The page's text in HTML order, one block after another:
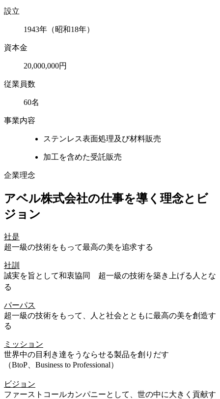
設立
1943年（昭和18年）
資本金
20,000,000円
従業員数
60名
事業内容
ステンレス表面処理及び材料販売
加工を含めた受託販売
企業理念
アベル株式会社の仕事を導く理念とビ
ジョン
社是
超一級の技術をもって最高の美を追求する
社訓
誠実を旨として和衷協同 超一級の技術を築き上げる人とな
る
パーパス
超一級の技術をもって、人と社会とともに最高の美を創造す
る
ミッション
世界中の目利き達をうならせる製品を創りだす
（BtoP、Business to Professional）
ビジョン
ファーストコールカンパニーとして、世の中に大きく貢献す